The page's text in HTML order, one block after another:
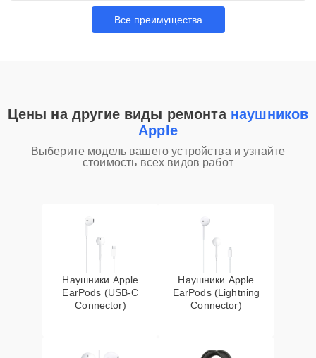
Все преимущества
Цены на другие виды ремонта наушников
Apple
Выберите модель вашего устройства и узнайте
стоимость всех видов работ
Наушники Apple
EarPods (USB-C
Connector)
Наушники Apple
EarPods (Lightning
Connector)